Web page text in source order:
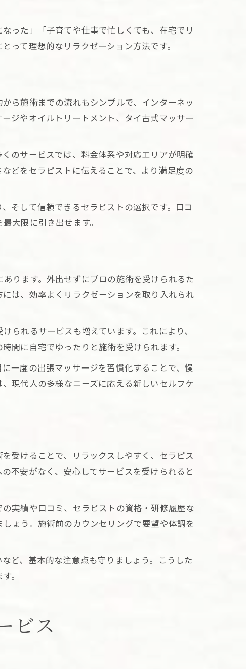
選ぶ
ント
った」「子育てや仕事で忙しくても、在宅でリ
って理想的なリラクゼーション方法です。
ら施術までの流れもシンプルで、インターネッ
ジやオイルトリートメント、タイ古式マッサー
のサービスでは、料金体系や対応エリアが明確
どをセラピストに伝えることで、より満足度の
そして信頼できるセラピストの選択です。口コ
大限に引き出せます。
ります。外出せずにプロの施術を受けられるた
は、効率よくリラクゼーションを取り入れられ
られるサービスも増えています。これにより、
間に自宅でゆったりと施術を受けられます。
一度の出張マッサージを習慣化することで、慢
現代人の多様なニーズに応える新しいセルフケ
受けることで、リラックスしやすく、セラピス
不安がなく、安心してサービスを受けられると
実績や口コミ、セラピストの資格・研修履歴な
ょう。施術前のカウンセリングで要望や体調を
ど、基本的な注意点も守りましょう。こうした
。
ビス